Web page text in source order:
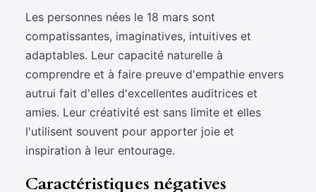
Les personnes nées le 18 mars sont
compatissantes, imaginatives, intuitives et
adaptables. Leur capacité naturelle à
comprendre et à faire preuve d'empathie envers
autrui fait d'elles d'excellentes auditrices et
amies. Leur créativité est sans limite et elles
l'utilisent souvent pour apporter joie et
inspiration à leur entourage.
Caractéristiques négatives